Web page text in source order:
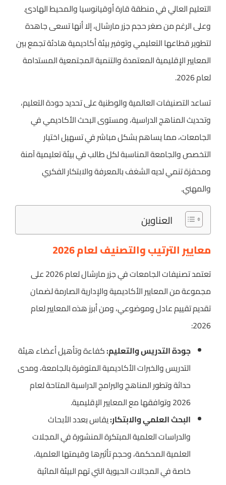
التعليم العالي في منطقة قارة أوقيانوسيا والمحيط الهادئ.
وعلى الرغم من صغر حجم جزر مارشال، إلا أنها تسعى جاهدة
لتطوير قطاعها التعليمي وتوفير بيئة أكاديمية هادئة تجمع بين
المعايير الإقليمية المعتمدة والتنمية المجتمعية المستدامة
لعام 2026.
تساعد التصنيفات العالمية والوطنية على تحديد جودة التعليم،
وتحديث المناهج الدراسية، ومستوى البحث الأكاديمي في
الجامعات، مما يساهم بشكل مباشر في تسهيل اختيار
التخصص والجامعة المناسبة لكل طالب في بيئة تعليمية آمنة
ومحفزة تنمي لديه الشغف بالمعرفة والابتكار الفكري
والمهني.
العناوين
معايير الترتيب والتصنيف لعام 2026
تعتمد تصنيفات الجامعات في جزر مارشال لعام 2026 على
مجموعة من المعايير الأكاديمية والإدارية الصارمة لضمان
تقديم تقييم عادل وموضوعي، ومن أبرز هذه المعايير لعام
2026:
جودة التدريس والتعليم:كفاءة وتأهيل أعضاء هيئة
التدريس والخبرات الأكاديمية المتوفرة بالجامعة، ومدى
حداثة وتطور المناهج والبرامج الدراسية المتاحة لعام
2026 وتوافقها مع المعايير الإقليمية.
البحث العلمي والابتكار:يقاس بعدد الأبحاث
والدراسات العلمية المبتكرة المنشورة في المجلات
العلمية المحكمة، وحجم تأثيرها وقيمتها العلمية،
خاصة في المجالات الحيوية التي تهم البيئة المائية